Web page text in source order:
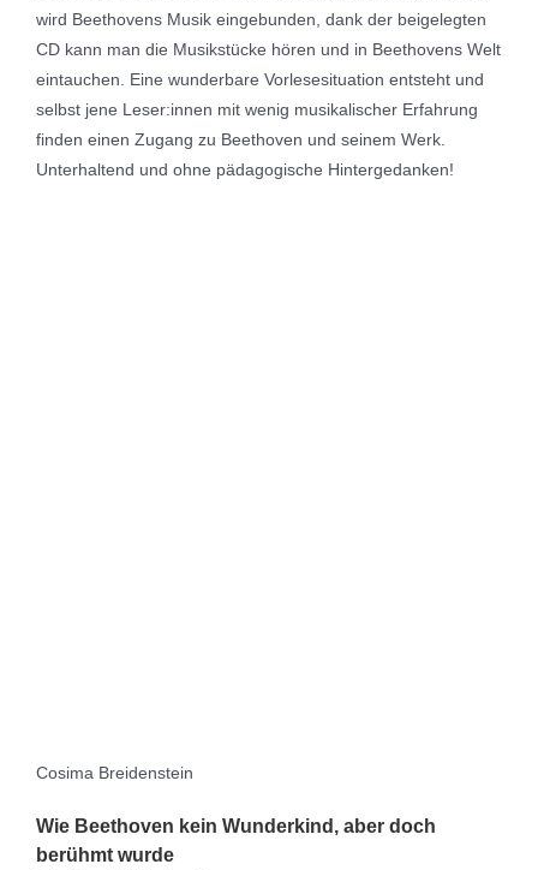
wird Beethovens Musik eingebunden, dank der beigelegten
CD kann man die Musikstücke hören und in Beethovens Welt
eintauchen. Eine wunderbare Vorlesesituation entsteht und
selbst jene Leser:innen mit wenig musikalischer Erfahrung
finden einen Zugang zu Beethoven und seinem Werk.
Unterhaltend und ohne pädagogische Hintergedanken!
Cosima Breidenstein
Wie Beethoven kein Wunderkind, aber doch
berühmt wurde